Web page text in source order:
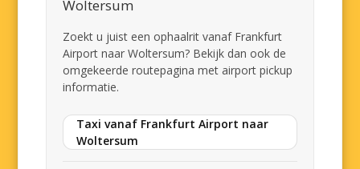
Woltersum
Zoekt u juist een ophaalrit vanaf Frankfurt
Airport naar Woltersum? Bekijk dan ook de
omgekeerde routepagina met airport pickup
informatie.
Taxi vanaf Frankfurt Airport naar
Woltersum